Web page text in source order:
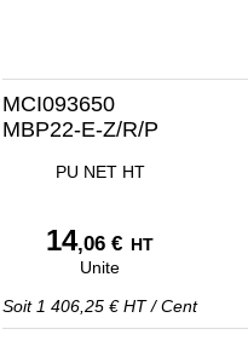
MCI093650
MBP22-E-Z/R/P
PU NET HT
14,06 € HT
Unite
Soit 1 406,25 € HT/Cent